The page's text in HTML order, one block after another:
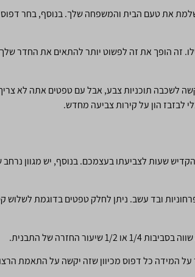
את טעם הבית והמשפחה שלך. בנוסף, בחר
זה הופך את זה לפשוט יותר להתאים את החדר שלך
לשכבה תוכניות צבע, אבל עם טפטים אתה לא
לבזבז הון על קירות צביעה מחדש.
שעות לצביעתו בעצמכם. בנוסף, יש מגוון נרחב
ובד עשב. ניתן לחלק טפטים בדוגמת לשלוש
של התבנית.
על המידה כל דפוס מכיוון שזה יקשה על התאמת